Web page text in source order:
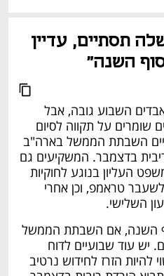
השנה"
המדדים המובילים אמנם מאבדים השבוע גובה, אבל
מוצלח של השנה, אם תסתיים השבתת הממשל בארה"ב
עוקבים אחרי הדיון בבית המשפט העליון בנוגע לחוקיות
השלישי.
"עדיין יש תקווה לראלי בסוף השנה, אם השבתת הממשל
הרבעוני של אנבידיה, שעשוי להיות הזרז לחידוש נרטיב